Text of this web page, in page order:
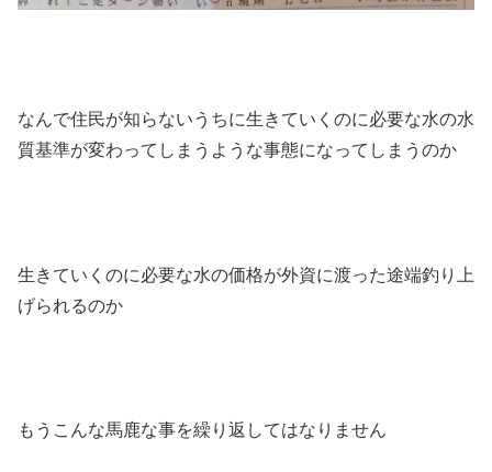
なんで住民が知らないうちに生きていくのに必要な水の水
質基準が変わってしまうような事態になってしまうのか
生きていくのに必要な水の価格が外資に渡った途端釣り上
げられるのか
もうこんな馬鹿な事を繰り返してはなりません